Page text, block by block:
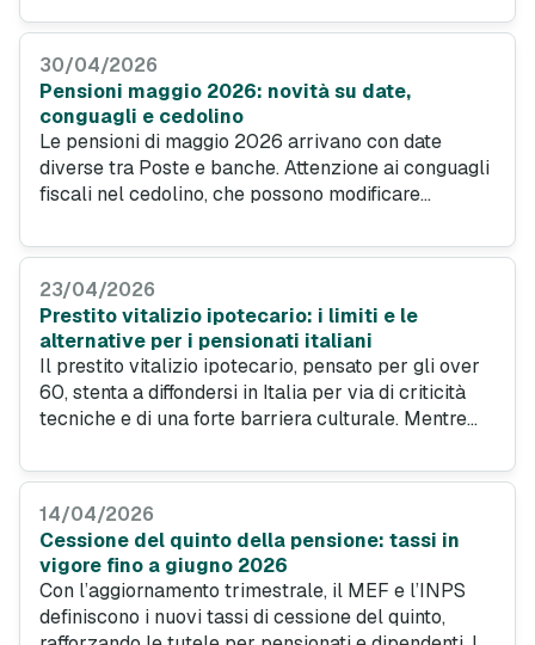
i tassi competitivi, erogando importi elevati a fronte
30/04/2026
Pensioni maggio 2026: novità su date,
conguagli e cedolino
Le pensioni di maggio 2026 arrivano con date
diverse tra Poste e banche. Attenzione ai conguagli
fiscali nel cedolino, che possono modificare
quinto si conferma la soluzione più vantaggiosa per
23/04/2026
Prestito vitalizio ipotecario: i limiti e le
alternative per i pensionati italiani
Il prestito vitalizio ipotecario, pensato per gli over
60, stenta a diffondersi in Italia per via di criticità
tecniche e di una forte barriera culturale. Mentre
preferenza dei pensionati per la cessione del
14/04/2026
Cessione del quinto della pensione: tassi in
vigore fino a giugno 2026
Con l’aggiornamento trimestrale, il MEF e l’INPS
definiscono i nuovi tassi di cessione del quinto,